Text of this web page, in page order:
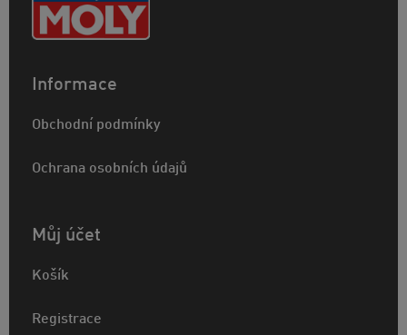
Informace
Obchodní podmínky
Ochrana osobních údajů
Můj účet
Košík
Registrace